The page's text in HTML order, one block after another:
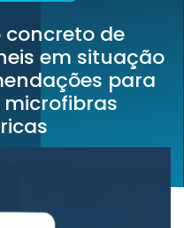
concreto de
em situação
para